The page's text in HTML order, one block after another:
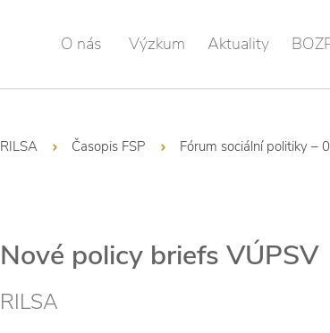
O nás Výzkum Aktuality
RILSA Časopis FSP Fórum sociální politiky –
Nové policy briefs VÚPSV
RILSA